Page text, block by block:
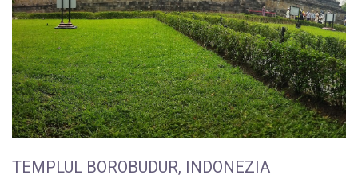
TEMPLUL BOROBUDUR, INDONEZIA